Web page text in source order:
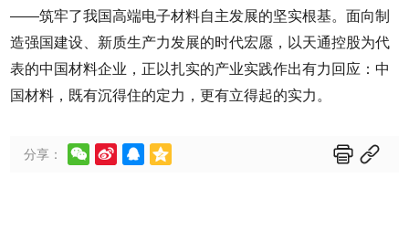
——筑牢了我国高端电子材料自主发展的坚实根基。面向制
造强国建设、新质生产力发展的时代宏愿，以天通控股为代
表的中国材料企业，正以扎实的产业实践作出有力回应：中
国材料，既有沉得住的定力，更有立得起的实力。
分享：      